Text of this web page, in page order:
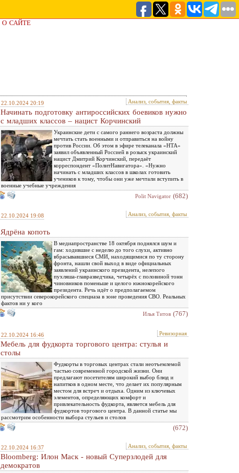
О САЙТЕ
22.10.2024 20:19 Анализ, события, факты
Начинать подготовку антироссийских боевиков нужно
с младших классов – нацист Корчинский
Украинские дети с самого раннего возраста должны
мечтать стать военными и отправиться на войну
против России. Об этом в эфире телеканала «НТА»
заявил объявленный Россией в розыск украинский
нацист Дмитрий Корчинский, передаёт
корреспондент «ПолитНавигатора». «Нужно
начинать с младших классов в школах готовить
учеников к тому, чтобы они уже мечтали вступить в
военные учебные учреждения
Polit Navigator (682)
22.10.2024 19:08 Анализ, события, факты
Ядрёна копоть
В медиапространстве 18 октября поднялся шум и
гам: ходившие с неделю до того слухи, активно
вбрасывавшиеся СМИ, находящимися по ту сторону
фронта, нашли свой выход в виде официальных
заявлений украинского президента, нелепого
пухляша-главразведчика, четырёх с половиной тонн
чиновников поменьше и целого южнокорейского
президента. Речь идёт о предполагаемом
присутствии северокорейского спецназа в зоне проведения СВО. Реальных
фактов ни у кого
Илья Титов (767)
22.10.2024 16:46 Ревизорная
Мебель для фудкорта торгового центра: стулья и
столы
Фудкорты в торговых центрах стали неотъемлемой
частью современной городской жизни. Они
предлагают посетителям широкий выбор блюд и
напитков в одном месте, что делает их популярным
местом для встреч и отдыха. Одним из ключевых
элементов, определяющих комфорт и
привлекательность фудкорта, является мебель для
фудкортов торгового центра. В данной статье мы
рассмотрим особенности выбора стульев и столов
(672)
22.10.2024 16:37 Анализ, события, факты
Bloomberg: Илон Маск - новый Суперзлодей для
демократов